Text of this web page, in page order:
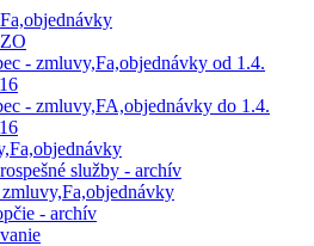
- zmluvy,Fa,objednávky od 1.4.
- zmluvy,FA,objednávky do 1.4.
služby - archív
- archív